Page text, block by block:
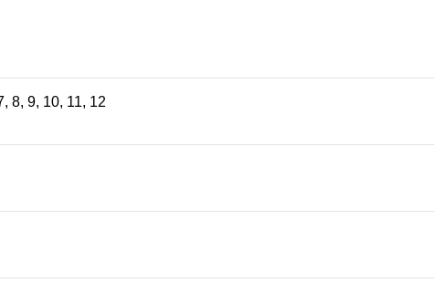
, 8, 9, 10, 11, 12